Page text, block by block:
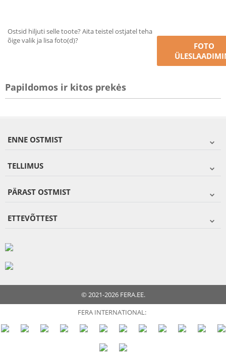
Ostsid hiljuti selle toote? Aita teistel ostjatel teha
õige valik ja lisa foto(d)?
FOTO
Papildomos ir kitos prekės
ENNE OSTMIST
TELLIMUS
PÄRAST OSTMIST
ETTEVÕTTEST
© 2021-2026 FERA.EE.
FERA INTERNATIONAL: